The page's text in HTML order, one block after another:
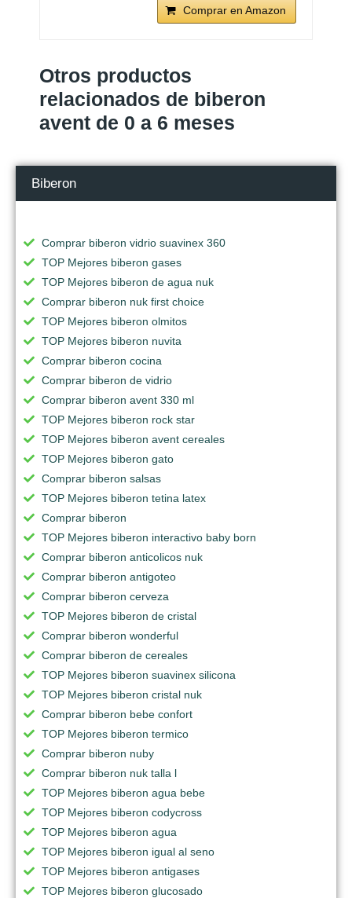
Comprar en Amazon
Otros productos
relacionados de biberon
avent de 0 a 6 meses
Biberon
Comprar biberon vidrio suavinex 360
TOP Mejores biberon gases
TOP Mejores biberon de agua nuk
Comprar biberon nuk first choice
TOP Mejores biberon olmitos
TOP Mejores biberon nuvita
Comprar biberon cocina
Comprar biberon de vidrio
Comprar biberon avent 330 ml
TOP Mejores biberon rock star
TOP Mejores biberon avent cereales
TOP Mejores biberon gato
Comprar biberon salsas
TOP Mejores biberon tetina latex
Comprar biberon
TOP Mejores biberon interactivo baby born
Comprar biberon anticolicos nuk
Comprar biberon antigoteo
Comprar biberon cerveza
TOP Mejores biberon de cristal
Comprar biberon wonderful
Comprar biberon de cereales
TOP Mejores biberon suavinex silicona
TOP Mejores biberon cristal nuk
Comprar biberon bebe confort
TOP Mejores biberon termico
Comprar biberon nuby
Comprar biberon nuk talla l
TOP Mejores biberon agua bebe
TOP Mejores biberon codycross
TOP Mejores biberon agua
TOP Mejores biberon igual al seno
TOP Mejores biberon antigases
TOP Mejores biberon glucosado